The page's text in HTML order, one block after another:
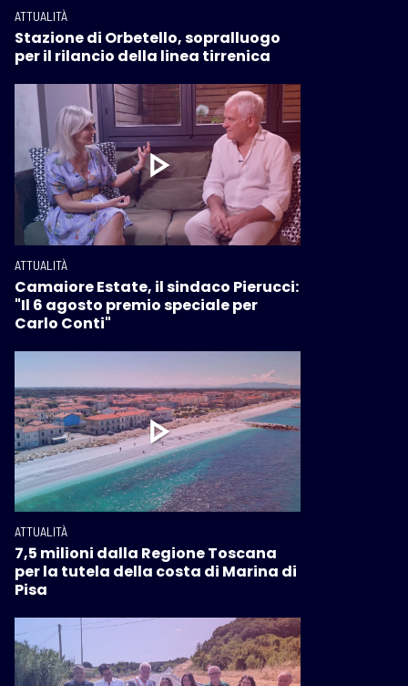
ATTUALITÀ
Stazione di Orbetello, sopralluogo
per il rilancio della linea tirrenica
ATTUALITÀ
Camaiore Estate, il sindaco Pierucci:
"Il 6 agosto premio speciale per
Carlo Conti"
ATTUALITÀ
7,5 milioni dalla Regione Toscana
per la tutela della costa di Marina di
Pisa